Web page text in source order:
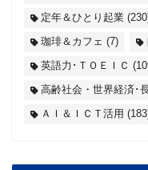
定年＆ひとり起業
珈琲＆カフェ (7)
英語力･ＴＯＥＩＣ
高齢社会・世界経済･
ＡＩ＆ＩＣＴ活用